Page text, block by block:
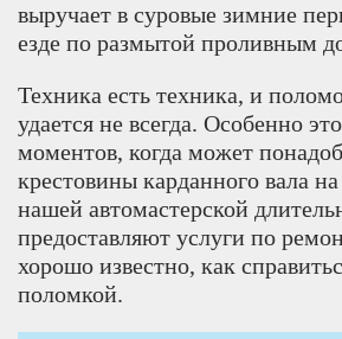
выручает в суровые зимние
езде по размытой проливным
Техника есть техника, и
удается не всегда. Особенно
моментов, когда может
крестовины карданного вала
нашей автомастерской
предоставляют услуги по
хорошо известно, как
поломкой.